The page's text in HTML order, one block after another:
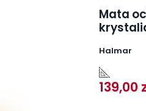
Mata
Halmar
139,00